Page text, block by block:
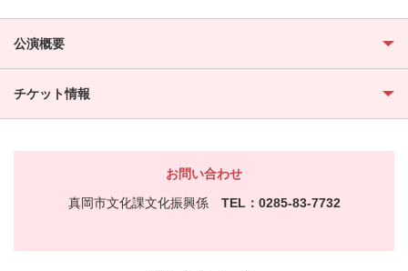
公演概要
チケット情報
お問い合わせ
真岡市文化課文化振興係 TEL：0285-83-7732